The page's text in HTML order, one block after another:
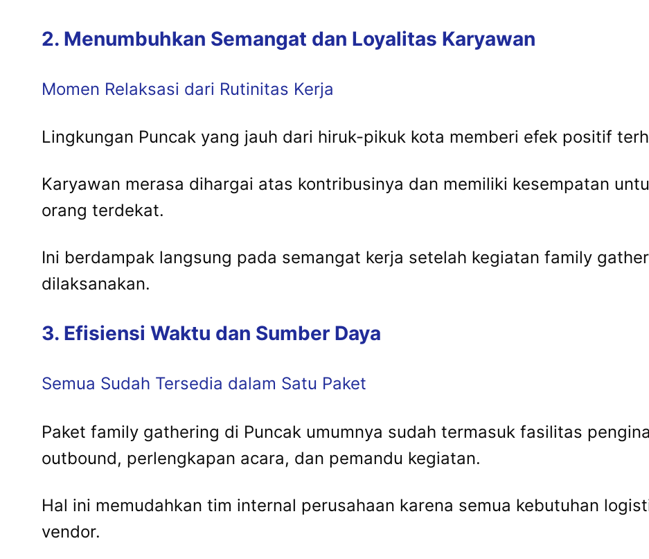
2. Menumbuhkan Semangat dan Loyalitas Karyawan
Momen Relaksasi dari Rutinitas Kerja
Lingkungan Puncak yang jauh dari hiruk-pikuk kota memberi efek positif
Karyawan merasa dihargai atas kontribusinya dan memiliki kesempatan
orang terdekat.
Ini berdampak langsung pada semangat kerja setelah kegiatan family
dilaksanakan.
3. Efisiensi Waktu dan Sumber Daya
Semua Sudah Tersedia dalam Satu Paket
Paket family gathering di Puncak umumnya sudah termasuk fasilitas
outbound, perlengkapan acara, dan pemandu kegiatan.
Hal ini memudahkan tim internal perusahaan karena semua kebutuhan
vendor.